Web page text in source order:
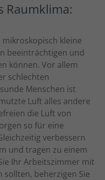
Raumklima:
kleine
beeinträchtigen und
können. Vor allem
schlechten
Menschen ist
Luft alles andere
die Luft von
so für eine
verbessern
und tragen zu einem
Ihr Arbeitszimmer mit
beherzigen Sie